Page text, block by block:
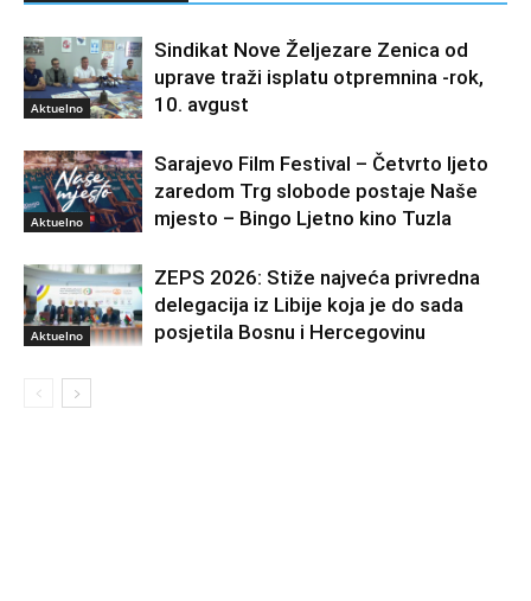
Aktuelno
Sindikat Nove Željezare Zenica od
uprave traži isplatu otpremnina -rok,
10. avgust
Aktuelno
Sarajevo Film Festival – Četvrto ljeto
zaredom Trg slobode postaje Naše
mjesto – Bingo Ljetno kino Tuzla
Aktuelno
ZEPS 2026: Stiže najveća privredna
delegacija iz Libije koja je do sada
posjetila Bosnu i Hercegovinu